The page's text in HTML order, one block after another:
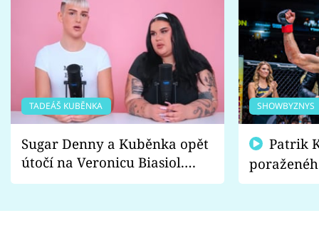
TADEÁŠ KUBĚNKA
Sugar Denny a Kuběnka opět
útočí na Veronicu Biasiol.
Proč je podle nich falešná a
SHOWBYZNYS
fanoušci